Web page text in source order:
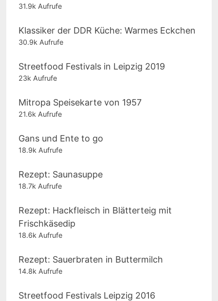
31.9k Aufrufe
Klassiker der DDR Küche: Warmes Eckchen
30.9k Aufrufe
Streetfood Festivals in Leipzig 2019
23k Aufrufe
Mitropa Speisekarte von 1957
21.6k Aufrufe
Gans und Ente to go
18.9k Aufrufe
Rezept: Saunasuppe
18.7k Aufrufe
Rezept: Hackfleisch in Blätterteig mit
Frischkäsedip
18.6k Aufrufe
Rezept: Sauerbraten in Buttermilch
14.8k Aufrufe
Streetfood Festivals Leipzig 2016